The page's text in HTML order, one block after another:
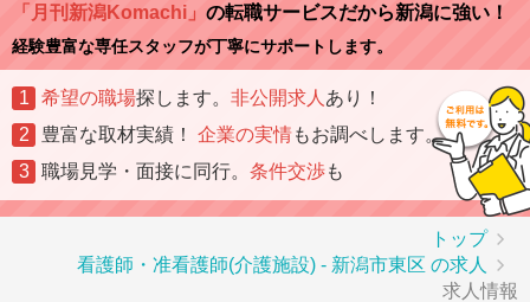
「月刊新潟Komachi」 の転職サービスだから新潟に強い！
経験豊富な専任スタッフが丁寧にサポートします。
1 希望の職場探します。 非公開求人 あり！
2
豊富な取材実績！ 企業の実情もお調べします。
3
職場見学・面接に同行。 条件交渉も
トップ
看護師・准看護師(介護施設) - 新潟市東区 の求人
求人情報